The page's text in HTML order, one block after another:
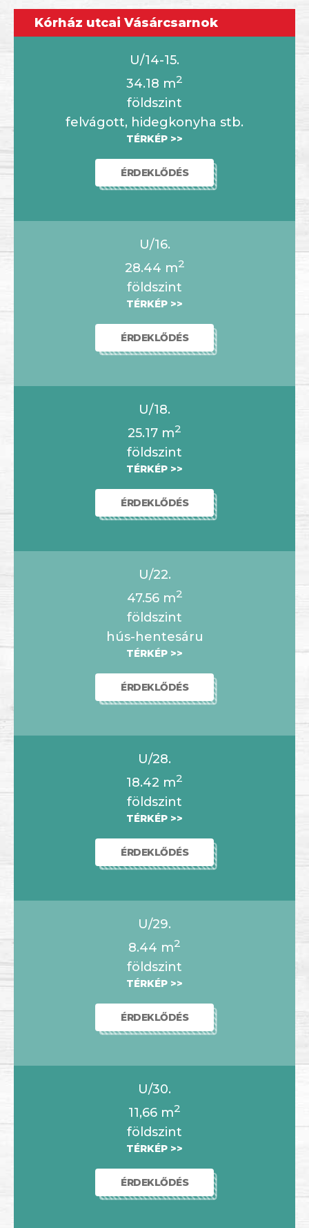
Kórház utcai Vásárcsarnok
U/14-15.
34.18 m2
földszint
felvágott, hidegkonyha stb.
TÉRKÉP >>
ÉRDEKLŐDÉS
U/16.
28.44 m2
földszint
TÉRKÉP >>
ÉRDEKLŐDÉS
U/18.
25.17 m2
földszint
TÉRKÉP >>
ÉRDEKLŐDÉS
U/22.
47.56 m2
földszint
hús-hentesáru
TÉRKÉP >>
ÉRDEKLŐDÉS
U/28.
18.42 m2
földszint
TÉRKÉP >>
ÉRDEKLŐDÉS
U/29.
8.44 m2
földszint
TÉRKÉP >>
ÉRDEKLŐDÉS
U/30.
11,66 m2
földszint
TÉRKÉP >>
ÉRDEKLŐDÉS